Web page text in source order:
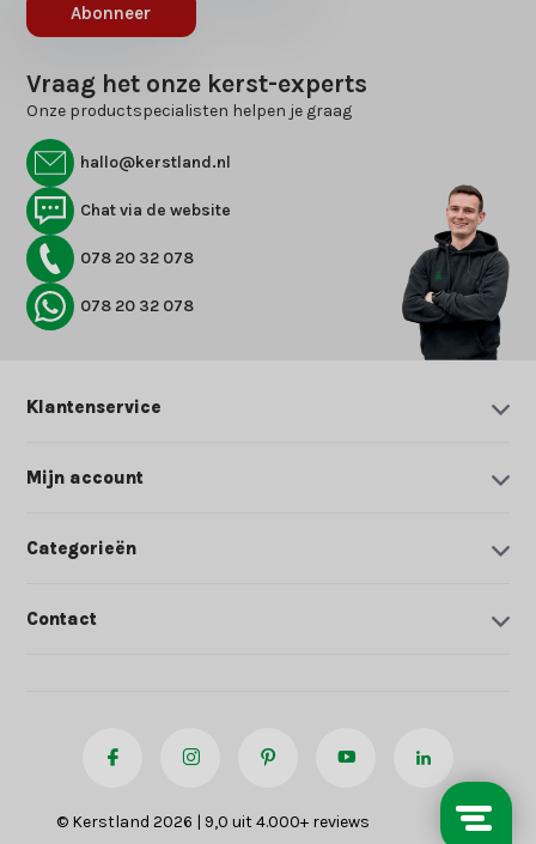
Abonneer
Vraag het onze kerst-experts
Onze productspecialisten helpen je graag
hallo@kerstland.nl
Chat via de website
078 20 32 078
078 20 32 078
Klantenservice
Mijn account
Categorieën
Contact
© Kerstland 2026 | 9,0 uit 4.000+ reviews